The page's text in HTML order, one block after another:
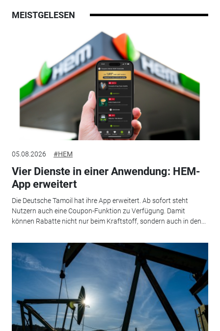
MEISTGELESEN
05.08.2026 #HEM
Vier Dienste in einer Anwendung: HEM-
App erweitert
Die Deutsche Tamoil hat ihre App erweitert. Ab sofort steht
Nutzern auch eine Coupon-Funktion zu Verfügung. Damit
können Rabatte nicht nur beim Kraftstoff, sondern auch in den...